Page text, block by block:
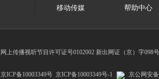
移动传媒 帮助中心
网上传播视听节目许可证号0102002 新出网证（京）字098号
京ICP备10003349号 京ICP备10003349号-1 京公网安备